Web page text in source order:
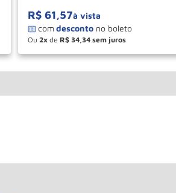
R$ 61,57à vista
Ou 2 de R$ 34 34
＋
－ COMPRAR